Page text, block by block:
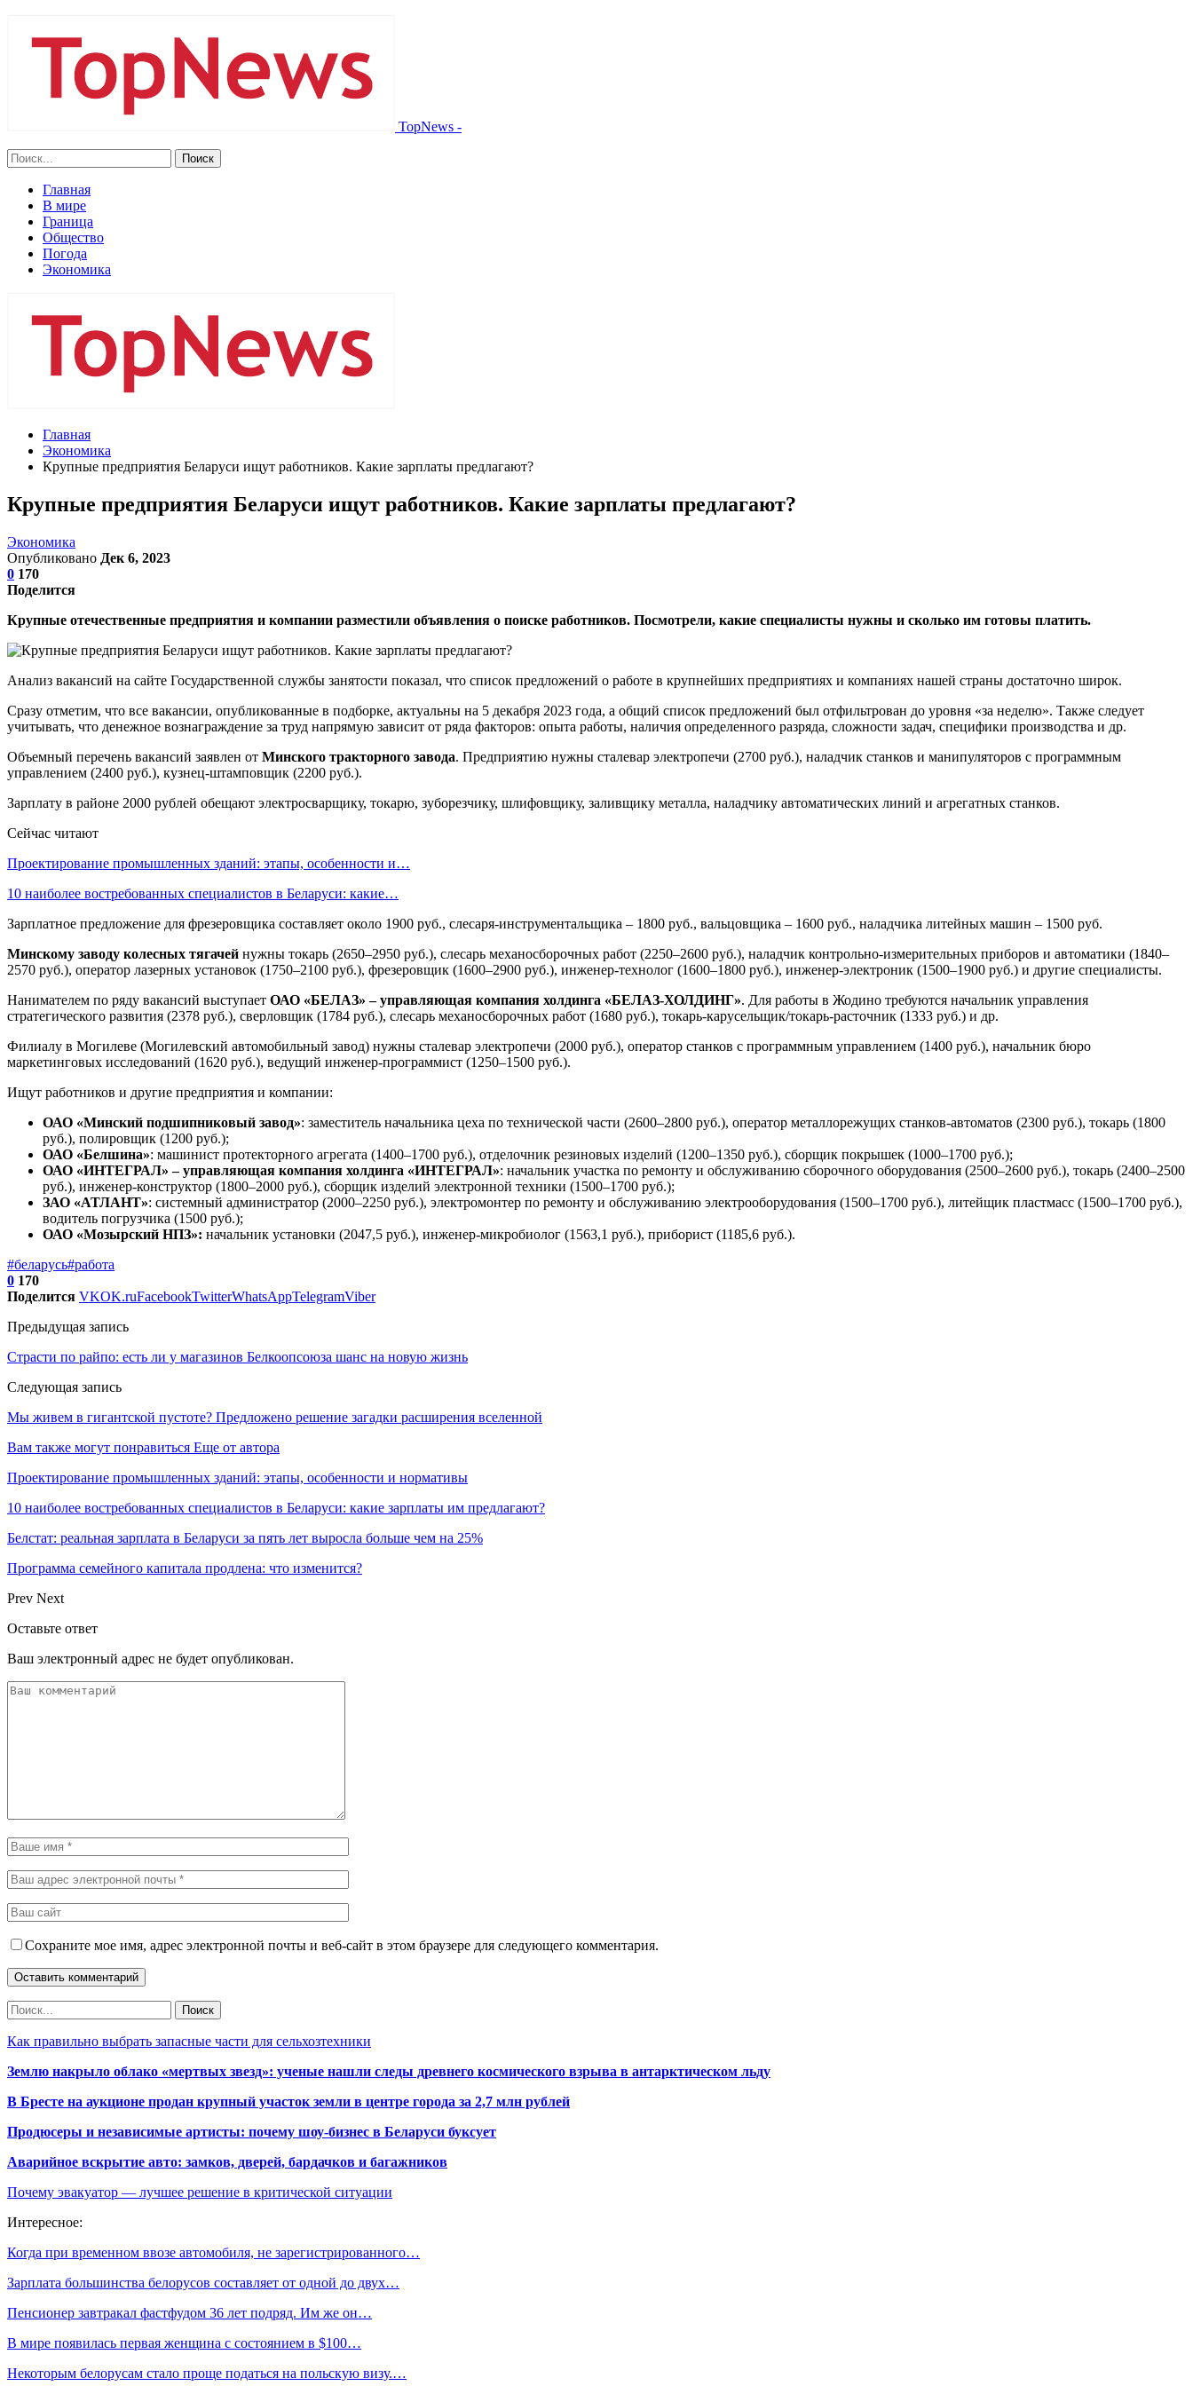
TopNews -
Главная
В мире
Граница
Общество
Погода
Экономика
Главная
Экономика
Крупные предприятия Беларуси ищут работников. Какие зарплаты предлагают?
Крупные предприятия Беларуси ищут работников. Какие зарплаты предлагают?
Экономика
Опубликовано Дек 6, 2023
0 170
Поделится
Крупные отечественные предприятия и компании разместили объявления о поиске работников. Посмотрели, какие специалисты нужны и сколько им готовы платить.
Анализ вакансий на сайте Государственной службы занятости показал, что список предложений о работе в крупнейших предприятиях и компаниях нашей страны достаточно широк.
Сразу отметим, что все вакансии, опубликованные в подборке, актуальны на 5 декабря 2023 года, а общий список предложений был отфильтрован до уровня «за неделю». Также следует
учитывать, что денежное вознаграждение за труд напрямую зависит от ряда факторов: опыта работы, наличия определенного разряда, сложности задач, специфики производства и др.
Объемный перечень вакансий заявлен от Минского тракторного завода. Предприятию нужны сталевар электропечи (2700 руб.), наладчик станков и манипуляторов с программным
управлением (2400 руб.), кузнец-штамповщик (2200 руб.).
Зарплату в районе 2000 рублей обещают электросварщику, токарю, зуборезчику, шлифовщику, заливщику металла, наладчику автоматических линий и агрегатных станков.
Сейчас читают
Проектирование промышленных зданий: этапы, особенности и…
10 наиболее востребованных специалистов в Беларуси: какие…
Зарплатное предложение для фрезеровщика составляет около 1900 руб., слесаря-инструментальщика – 1800 руб., вальцовщика – 1600 руб., наладчика литейных машин – 1500 руб.
Минскому заводу колесных тягачей нужны токарь (2650–2950 руб.), слесарь механосборочных работ (2250–2600 руб.), наладчик контрольно-измерительных приборов и автоматики (1840–
2570 руб.), оператор лазерных установок (1750–2100 руб.), фрезеровщик (1600–2900 руб.), инженер-технолог (1600–1800 руб.), инженер-электроник (1500–1900 руб.) и другие специалисты.
Нанимателем по ряду вакансий выступает ОАО «БЕЛАЗ» – управляющая компания холдинга «БЕЛАЗ-ХОЛДИНГ». Для работы в Жодино требуются начальник управления
стратегического развития (2378 руб.), сверловщик (1784 руб.), слесарь механосборочных работ (1680 руб.), токарь-карусельщик/токарь-расточник (1333 руб.) и др.
Филиалу в Могилеве (Могилевский автомобильный завод) нужны сталевар электропечи (2000 руб.), оператор станков с программным управлением (1400 руб.), начальник бюро
маркетинговых исследований (1620 руб.), ведущий инженер-программист (1250–1500 руб.).
Ищут работников и другие предприятия и компании:
ОАО «Минский подшипниковый завод»: заместитель начальника цеха по технической части (2600–2800 руб.), оператор металлорежущих станков-автоматов (2300 руб.), токарь (1800
руб.), полировщик (1200 руб.);
ОАО «Белшина»: машинист протекторного агрегата (1400–1700 руб.), отделочник резиновых изделий (1200–1350 руб.), сборщик покрышек (1000–1700 руб.);
ОАО «ИНТЕГРАЛ» – управляющая компания холдинга «ИНТЕГРАЛ»: начальник участка по ремонту и обслуживанию сборочного оборудования (2500–2600 руб.), токарь (2400–2500
руб.), инженер-конструктор (1800–2000 руб.), сборщик изделий электронной техники (1500–1700 руб.);
ЗАО «АТЛАНТ»: системный администратор (2000–2250 руб.), электромонтер по ремонту и обслуживанию электрооборудования (1500–1700 руб.), литейщик пластмасс (1500–1700 руб.),
водитель погрузчика (1500 руб.);
ОАО «Мозырский НПЗ»: начальник установки (2047,5 руб.), инженер-микробиолог (1563,1 руб.), приборист (1185,6 руб.).
#беларусь#работа
0 170
Поделится VKOK.ruFacebookTwitterWhatsAppTelegramViber
Предыдущая запись
Страсти по райпо: есть ли у магазинов Белкоопсоюза шанс на новую жизнь
Следующая запись
Мы живем в гигантской пустоте? Предложено решение загадки расширения вселенной
Вам также могут понравиться Еще от автора
Проектирование промышленных зданий: этапы, особенности и нормативы
10 наиболее востребованных специалистов в Беларуси: какие зарплаты им предлагают?
Белстат: реальная зарплата в Беларуси за пять лет выросла больше чем на 25%
Программа семейного капитала продлена: что изменится?
Prev Next
Оставьте ответ
Ваш электронный адрес не будет опубликован.
Сохраните мое имя, адрес электронной почты и веб-сайт в этом браузере для следующего комментария.
Как правильно выбрать запасные части для сельхозтехники
Землю накрыло облако «мертвых звезд»: ученые нашли следы древнего космического взрыва в антарктическом льду
В Бресте на аукционе продан крупный участок земли в центре города за 2,7 млн рублей
Продюсеры и независимые артисты: почему шоу-бизнес в Беларуси буксует
Аварийное вскрытие авто: замков, дверей, бардачков и багажников
Почему эвакуатор — лучшее решение в критической ситуации
Интересное:
Когда при временном ввозе автомобиля, не зарегистрированного…
Зарплата большинства белорусов составляет от одной до двух…
Пенсионер завтракал фастфудом 36 лет подряд. Им же он…
В мире появилась первая женщина с состоянием в $100…
Некоторым белорусам стало проще податься на польскую визу.…